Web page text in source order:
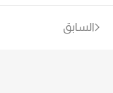
السابق